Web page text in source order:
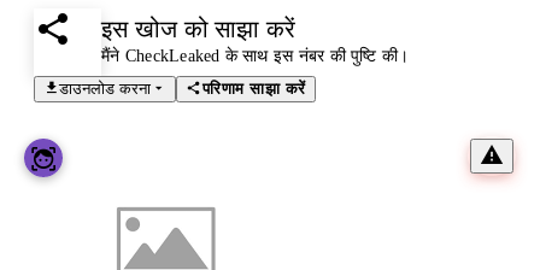
इस खोज को साझा करें
मैंने CheckLeaked के साथ इस नंबर की पुष्टि की।
डाउनलोड करना
परिणाम साझा करें